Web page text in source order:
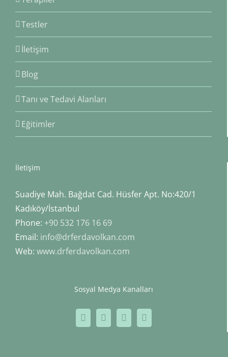
Testler
İletişim
Blog
Tanı ve Tedavi Alanları
Eğitimler
İletişim
Suadiye Mah. Bağdat Cad. Hüsfer Apt. No:420/1
Kadıköy/İstanbul
Phone: +90 532 176 16 69
Email: info@drferdavolkan.com
Web: www.drferdavolkan.com
Sosyal Medya Kanalları